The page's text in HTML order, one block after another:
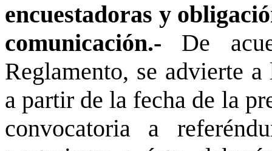
encuestadoras y
comunicación.- De
Reglamento, se advierte a
a partir de la fecha de la
convocatoria a